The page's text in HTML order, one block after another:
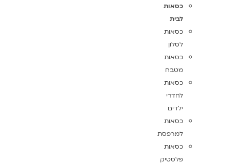
כסאות
לבית
כסאות
לסלון
כסאות
מטבח
כסאות
לחדרי
ילדים
כסאות
למרפסת
כסאות
פלסטיק